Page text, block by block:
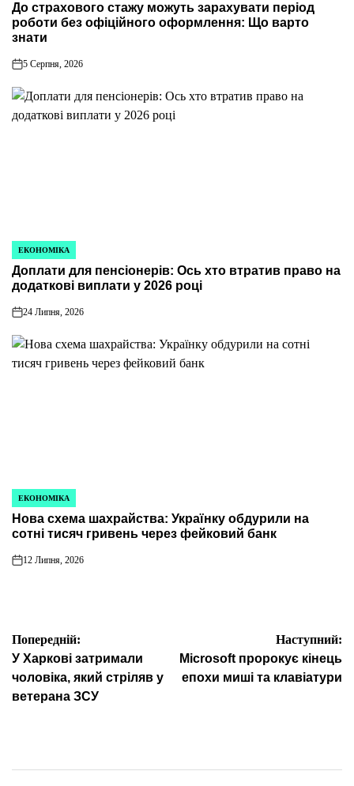
У
До страхового стажу можуть зарахувати період
роботи без офіційного оформлення: Що варто
знати
on
5 Серпня, 2026
ОПУБЛІКУВАТИ
У
ЕКОНОМІКА
Доплати для пенсіонерів: Ось хто втратив право на
додаткові виплати у 2026 році
on
24 Липня, 2026
ОПУБЛІКУВАТИ
У
ЕКОНОМІКА
Нова схема шахрайства: Українку обдурили на
сотні тисяч гривень через фейковий банк
on
12 Липня, 2026
Навігація
записів
Попередній:
У Харкові затримали
чоловіка, який стріляв у
ветерана ЗСУ
Наступний:
Microsoft пророкує кінець
епохи миші та клавіатури